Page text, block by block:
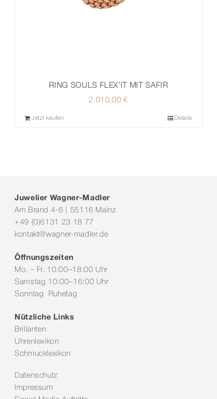
RING SOULS FLEX’IT MIT SAFIR
2.010,00€
Jetzt kaufen Details
Juwelier Wagner-Madler
Am Brand 4-6 | 55116 Mainz
+49 (0)6131 23 18 77
kontakt@wagner-madler.de
Öffnungszeiten
Mo. – Fr. 10:00–18:00 Uhr
Samstag 10:00–16:00 Uhr
Sonntag Ruhetag
Nützliche Links
Brillanten
Uhrenlexikon
Schmucklexikon
Datenschutz
Impressum